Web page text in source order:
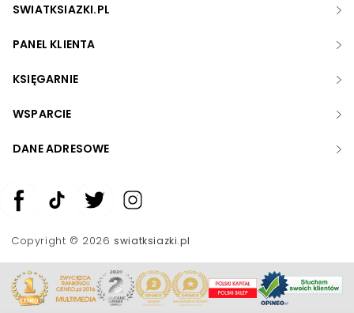
SWIATKSIAZKI.PL
PANEL KLIENTA
KSIĘGARNIE
WSPARCIE
DANE ADRESOWE
Copyright © 2026swiatksiazki.pl
Zwiększ rozmiar czcionki
Skala szarości